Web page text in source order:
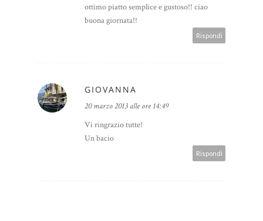
ottimo piatto semplice e gustoso!! ciao
buona giornata!!
Rispondi
GIOVANNA
20 marzo 2013 alle ore 14:49
Vi ringrazio tutte!
Un bacio
Rispondi